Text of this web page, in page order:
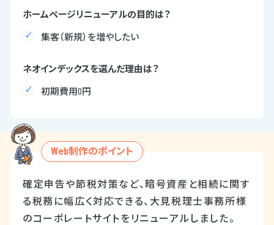
ホームページリニューアルの目的は？
集客（新規）を増やしたい
ネオインデックスを選んだ理由は？
初期費用0円
Web制作のポイント
確定申告や節税対策など、暗号資産と相続に関す
る税務に幅広く対応できる、大見税理士事務所様
のコーポレートサイトをリニューアルしました。